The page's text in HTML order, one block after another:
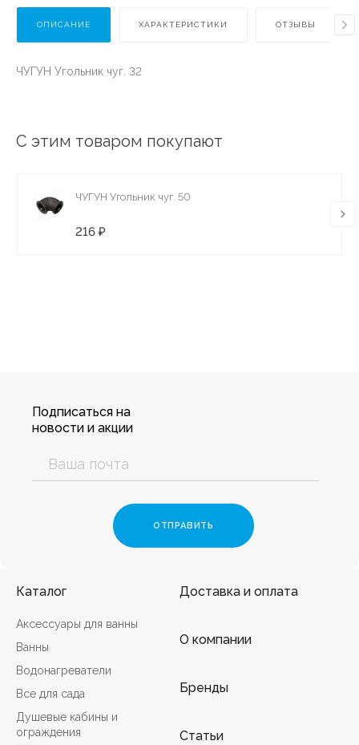
ОПИСАНИЕ ХАРАКТЕРИСТИКИ ОТЗЫВЫ
ЧУГУН Угольник чуг. 32
С этим товаром покупают
ЧУГУН Угольник чуг. 50
216 ₽
Подписаться на
новости и акции
Каталог
Аксессуары для ванны
Ванны
Водонагреватели
Все для сада
Душевые кабины и
ограждения
Доставка и оплата
О компании
Бренды
Статьи